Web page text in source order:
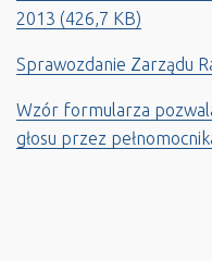
2013 (426,7 KB)
Sprawozdanie Zarządu
Wzór formularza
głosu przez